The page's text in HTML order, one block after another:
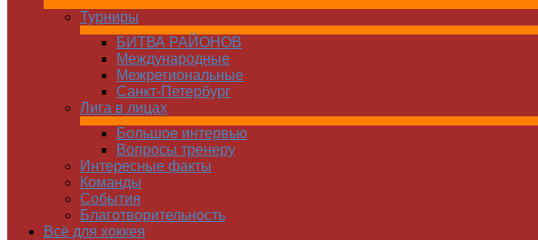
Турниры
БИТВА РАЙОНОВ
Международные
Межрегиональные
Санкт-Петербург
Лига в лицах
Большое интервью
Вопросы тренеру
Интересные факты
Команды
Cобытия
Благотворительность
Всё для хоккея